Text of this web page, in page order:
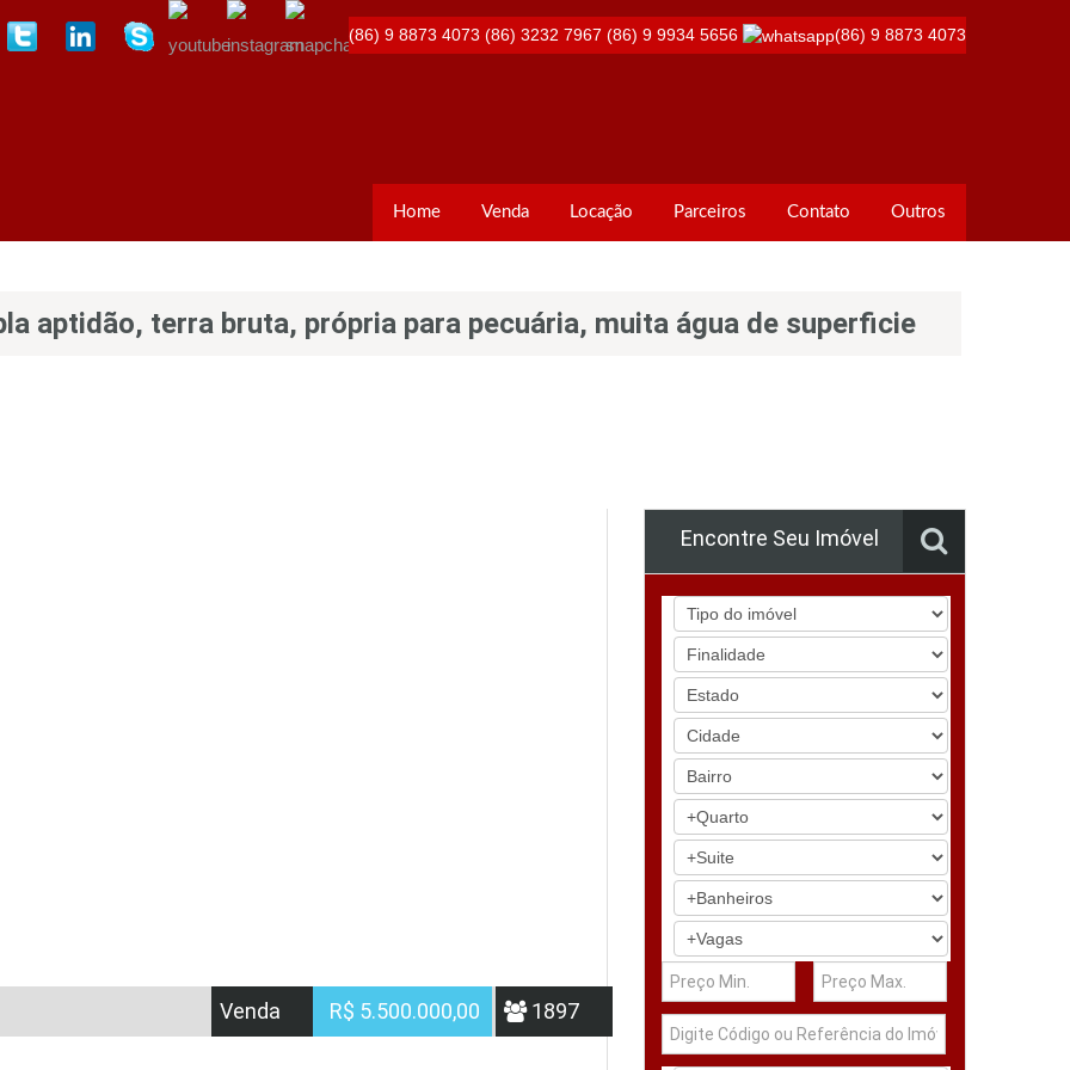
(86) 9 8873 4073 (86) 3232 7967 (86) 9 9934 5656 (86) 9 8873 4073
Home Venda Locação Parceiros Contato Outros
aptidão, terra bruta, própria para pecuária, muita água de superficie
Venda R$ 5.500.000,00 1897
Encontre Seu Imóvel